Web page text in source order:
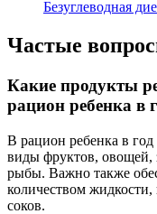
Безуглеводная
Частые
Какие продукты
рацион ребенка в
В рацион ребенка в
виды фруктов, овощей,
рыбы. Важно также
количеством
соков.